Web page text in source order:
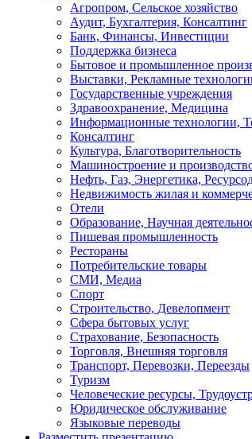
Агропром, Сельское хозяйство
Аудит, Бухгалтерия, Консалтинг
Банк, Финансы, Инвестиции
Поддержка бизнеса
Бытовое и промышленное
Выставки, Рекламные
Государственные учреждения
Здравоохранение, Медицина
Информационные технологии,
Консалтинг
Культура, Благотворительность
Машиностроение и
Нефть, Газ, Энергетика,
Недвижимость жилая и
Отели
Образование, Научная
Пишевая промышленность
Рестораны
Потребительские товары
СМИ, Медиа
Спорт
Строительство, Девелопмент
Сфера бытовых услуг
Страхование, Безопасность
Торговля, Внешняя торговля
Транспорт, Перевозки, Переезды
Туризм
Человеческие ресурсы,
Юридическое обслуживание
Языковые переводы